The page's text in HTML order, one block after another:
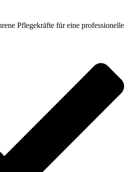
Pflegekräfte für eine professionelle